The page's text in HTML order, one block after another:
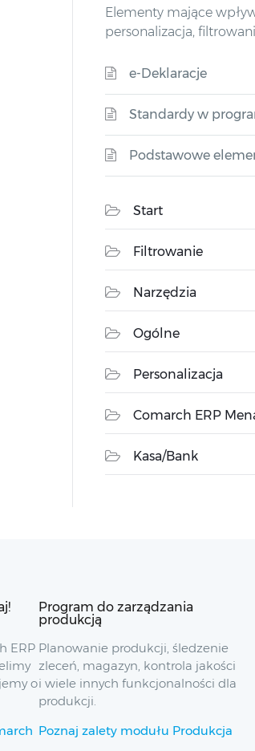
Elementy mające
personalizacja,
e-Deklaracje
Standardy w
Podstawowe
Start
Filtrowanie
Narzędzia
Ogólne
Personalizacja
Comarch ERP
Kasa/Bank
ERP
o
Program do zarządzania
produkcją
Planowanie produkcji, śledzenie
zleceń, magazyn, kontrola jakości
i wiele innych funkcjonalności dla
produkcji.
Poznaj zalety modułu Produkcja